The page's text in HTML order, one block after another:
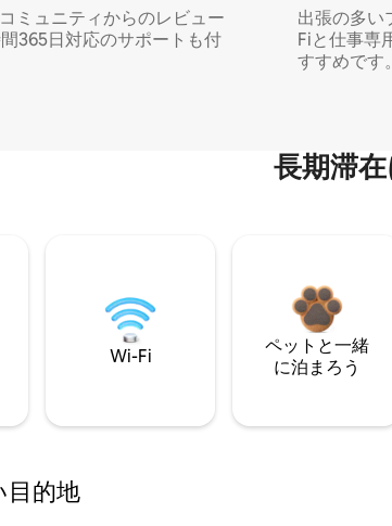
ミュニティからのレビュー
365日対応のサポートも付
出張の多い
Fiと仕事専
すすめです。
長期滞
Wi-Fi
ペットと一緒
に泊まろう
的⁠地